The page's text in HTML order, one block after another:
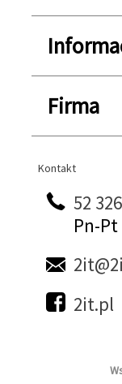
Firma
Kontakt
Kontakt
52
Pn-Pt
2it.pl